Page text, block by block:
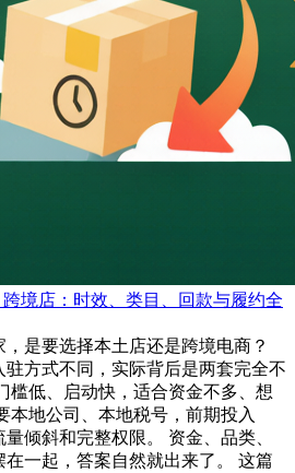
境店：时效、类目、回款与履约全
，是要选择本土店还是跨境电商？
方式不同，实际背后是两套完全不
槛低、启动快，适合资金不多、想
本地公司、本地税号，前期投入
倾斜和完整权限。 资金、品类、
一起，答案自然就出来了。 这篇